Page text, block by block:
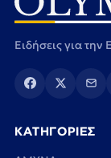
Ειδήσεις για
ΚΑΤΗΓΟΡΙΕΣ